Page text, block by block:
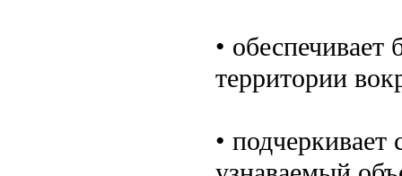
•
территории
• подчеркивает